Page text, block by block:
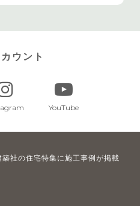
ウント
YouTube
築社の住宅特集に施工事例が掲載